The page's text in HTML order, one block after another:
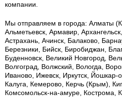
компании.
Мы отправляем в города: Алматы
Альметьевск, Армавир,
Астрахань, Ачинск, Балаково,
Березники, Бийск, Биробиджан,
Буденновск, Великий Новгород,
Волгоград, Волжский, Вологда,
Иваново, Ижевск, Иркутск, Йошкар-
Калуга, Кемерово, Керчь (Крым),
Комсомольск-на-амуре, Кострома,